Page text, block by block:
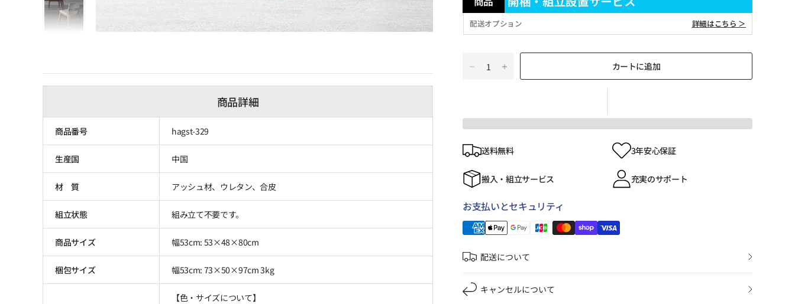
配送オプション 詳細はこちら ＞
カートに追加
送料無料 3年安心保証
搬入・組立サービス 充実のサポート
お支払いとセキュリティ
配送について
キャンセルについて
商品詳細
商品番号 hagst-329
生産国 中国
材 質 アッシュ材、ウレタン、合皮
組立状態 組み立て不要です。
商品サイズ 幅53cm: 53×48×80cm
梱包サイズ 幅53cm: 73×50×97cm 3kg
【色・サイズについて】